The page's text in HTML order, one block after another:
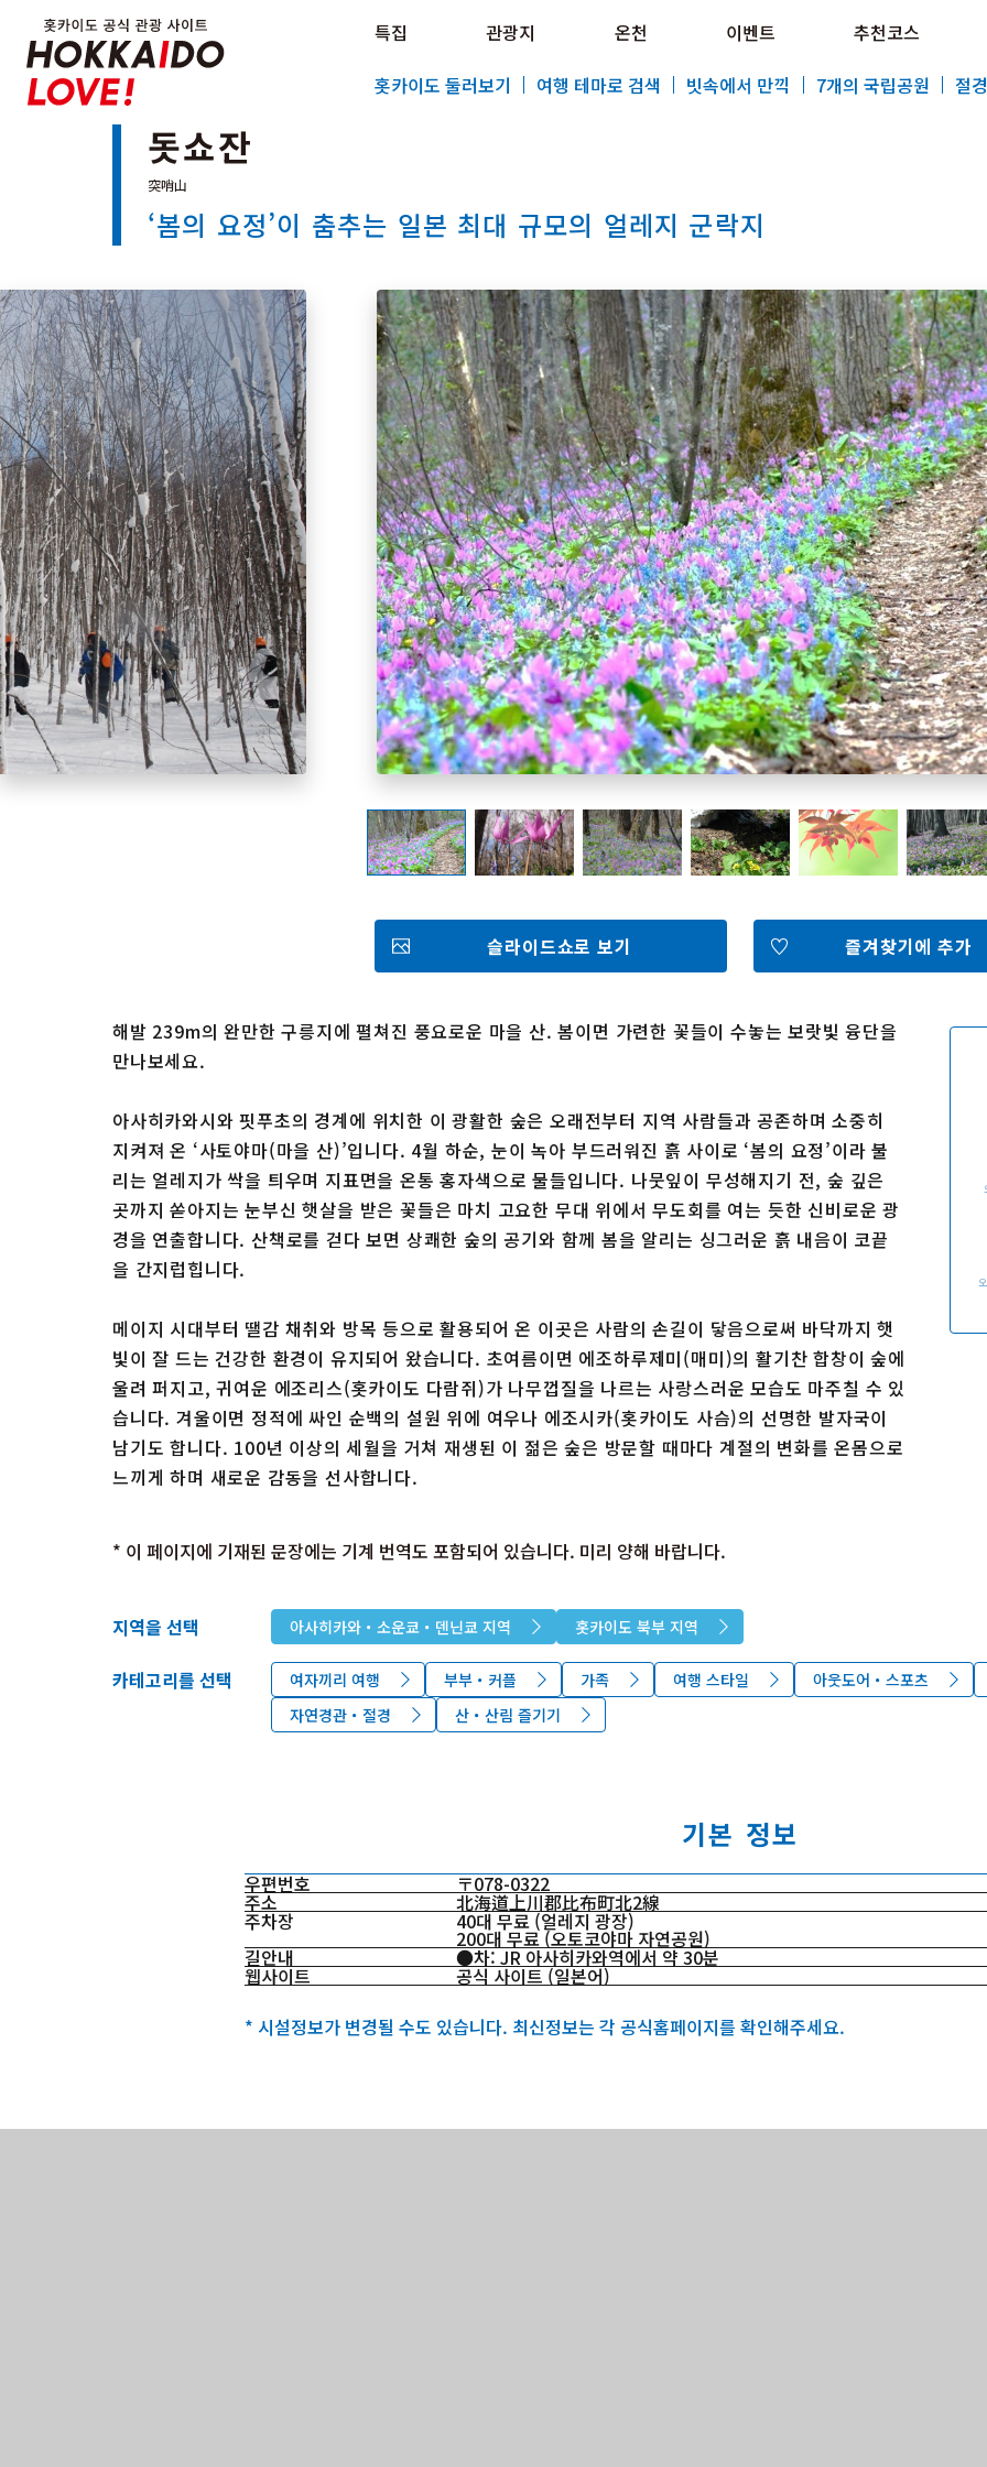
Hokkaido Official Tourism Site HOKKAIDO LOVE!
Hokkaido Official Tourism Site HOKKAIDO LOVE!
특집 관광지 온천 이벤트 추천코스
홋카이도 둘러보기
여행 테마로 검색 빗속에서 만끽 7개의 국립공원 절
추천코스
지역 가이드
음식문화
예약
교통
홋카이도 둘러보기
여행 테마로 검색
빗속에서 만끽
7개의 국립공원
절경을 만나는 여행
기초지식
Faceb
ook
포토갤러리
영상갤러리
운영조직 소개
링크
돗쇼잔
‘봄의 요정’이 춤추는 일본 최대 규모의 얼레지 군락지
해발 239m의 완만한 구릉지에 펼쳐진 풍요로운 마을 산. 봄이면 가련한 꽃들이 수놓는 보랏빛 융단을
만나보세요.
아사히카와시와 핏푸초의 경계에 위치한 이 광활한 숲은 오래전부터 지역 사람들과 공존하며 소중히
지켜져 온 ‘사토야마(마을 산)’입니다. 4월 하순, 눈이 녹아 부드러워진 흙 사이로 ‘봄의 요정’이라 불
리는 얼레지가 싹을 틔우며 지표면을 온통 홍자색으로 물들입니다. 나뭇잎이 무성해지기 전, 숲 깊은
곳까지 쏟아지는 눈부신 햇살을 받은 꽃들은 마치 고요한 무대 위에서 무도회를 여는 듯한 신비로운 광
경을 연출합니다. 산책로를 걷다 보면 상쾌한 숲의 공기와 함께 봄을 알리는 싱그러운 흙 내음이 코끝
을 간지럽힙니다.
메이지 시대부터 땔감 채취와 방목 등으로 활용되어 온 이곳은 사람의 손길이 닿음으로써 바닥까지 햇
빛이 잘 드는 건강한 환경이 유지되어 왔습니다. 초여름이면 에조하루제미(매미)의 활기찬 합창이 숲에
울려 퍼지고, 귀여운 에조리스(홋카이도 다람쥐)가 나무껍질을 나르는 사랑스러운 모습도 마주칠 수 있
습니다. 겨울이면 정적에 싸인 순백의 설원 위에 여우나 에조시카(홋카이도 사슴)의 선명한 발자국이
남기도 합니다. 100년 이상의 세월을 거쳐 재생된 이 젊은 숲은 방문할 때마다 계절의 변화를 온몸으로
느끼게 하며 새로운 감동을 선사합니다.
* 이 페이지에 기재된 문장에는 기계 번역도 포함되어 있습니다. 미리 양해 바랍니다.
슬라이드쇼로 보기 즐겨찾기에 추가
지역을 선택 아사히카와・소운쿄・덴닌쿄 지역 홋카이도 북부 지역
카테고리를 선택 여자끼리 여행 부부・커플 가족 여행 스타일 아웃도어・스포츠
자연경관・절경
산・산림 즐기기
기본 정보
우편번호 〒078-0322
주소 北海道上川郡比布町北2線
주차장 40대 무료 (얼레지 광장)
200대 무료 (오토코야마 자연공원)
길안내 ●차: JR 아사히카와역에서 약 30분
웹사이트
공식 사이트 (일본어)
* 시설정보가 변경될 수도 있습니다. 최신정보는 각 공식홈페이지를 확인해주세요.